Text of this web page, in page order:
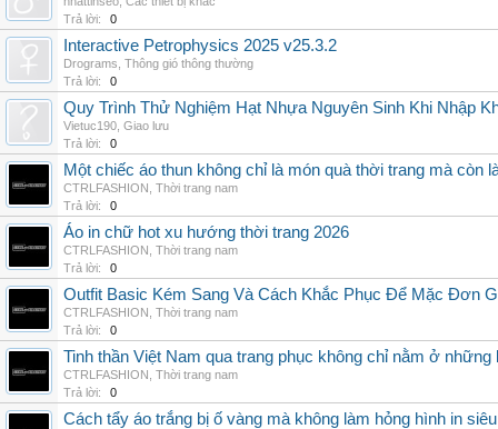
Trả lời:
0
Interactive Petrophysics 2025 v25.3.2
Drograms Thông gió thông thường
Trả lời:
0
Quy Trình Thử Nghiệm Hạt Nhựa Nguyên Sinh Khi Nhập
Vietuc190 Giao lưu
Trả lời:
0
Một chiếc áo thun không chỉ là món quà thời trang mà
CTRLFASHION Thời trang nam
Trả lời:
0
Áo in chữ hot xu hướng thời trang 2026
CTRLFASHION Thời trang nam
Trả lời:
0
Outfit Basic Kém Sang Và Cách Khắc Phục Để Mặc Đơn
CTRLFASHION Thời trang nam
Trả lời:
0
Tinh thần Việt Nam qua trang phục không chỉ nằm ở
CTRLFASHION Thời trang nam
Trả lời:
0
Cách tẩy áo trắng bị ố vàng mà không làm hỏng hình in